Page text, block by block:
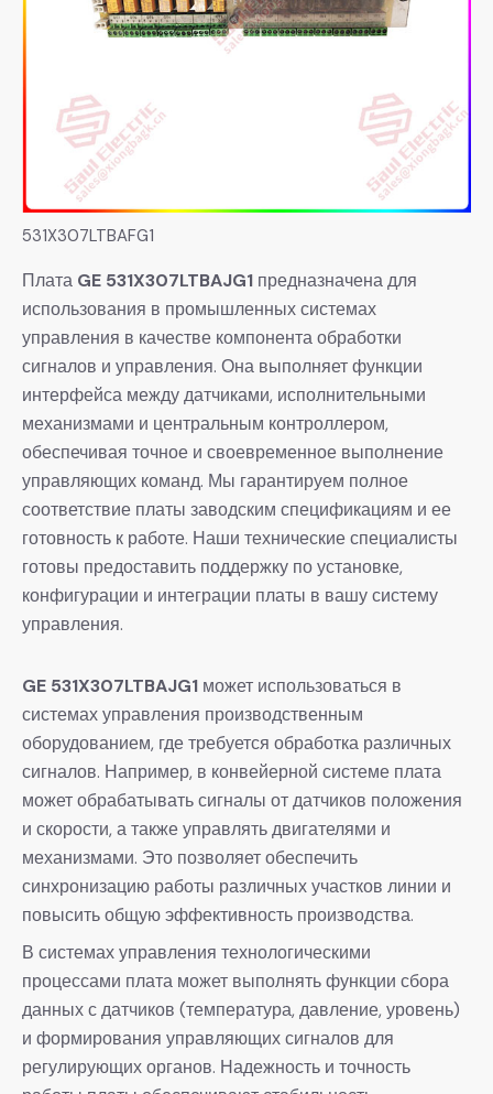
531X307LTBAFG1
Плата GE 531X307LTBAJG1 предназначена для
использования в промышленных системах
управления в качестве компонента обработки
сигналов и управления. Она выполняет функции
интерфейса между датчиками, исполнительными
механизмами и центральным контроллером,
обеспечивая точное и своевременное выполнение
управляющих команд. Мы гарантируем полное
соответствие платы заводским спецификациям и ее
готовность к работе. Наши технические специалисты
готовы предоставить поддержку по установке,
конфигурации и интеграции платы в вашу систему
управления.
GE 531X307LTBAJG1 может использоваться в
системах управления производственным
оборудованием, где требуется обработка различных
сигналов. Например, в конвейерной системе плата
может обрабатывать сигналы от датчиков положения
и скорости, а также управлять двигателями и
механизмами. Это позволяет обеспечить
синхронизацию работы различных участков линии и
повысить общую эффективность производства.
В системах управления технологическими
процессами плата может выполнять функции сбора
данных с датчиков (температура, давление, уровень)
и формирования управляющих сигналов для
регулирующих органов. Надежность и точность